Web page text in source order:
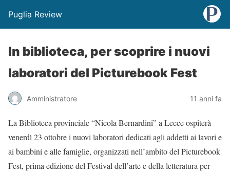
Puglia Review
In biblioteca, per scoprire i nuovi
laboratori del Picturebook Fest
Amministratore 11 anni fa
La Biblioteca provinciale “Nicola Bernardini” a Lecce ospiterà
venerdì 23 ottobre i nuovi laboratori dedicati agli addetti ai lavori e
ai bambini e alle famiglie, organizzati nell’ambito del Picturebook
Fest, prima edizione del Festival dell’arte e della letteratura per